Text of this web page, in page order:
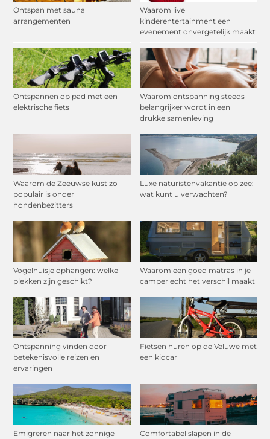
Ontspan met sauna
arrangementen
Waarom live
kinderentertainment een
evenement onvergetelijk maakt
Ontspannen op pad met een
elektrische fiets
Waarom ontspanning steeds
belangrijker wordt in een
drukke samenleving
Waarom de Zeeuwse kust zo
populair is onder
hondenbezitters
Luxe naturistenvakantie op zee:
wat kunt u verwachten?
Vogelhuisje ophangen: welke
plekken zijn geschikt?
Waarom een goed matras in je
camper echt het verschil maakt
Ontspanning vinden door
betekenisvolle reizen en
ervaringen
Fietsen huren op de Veluwe met
een kidcar
Emigreren naar het zonnige
Comfortabel slapen in de